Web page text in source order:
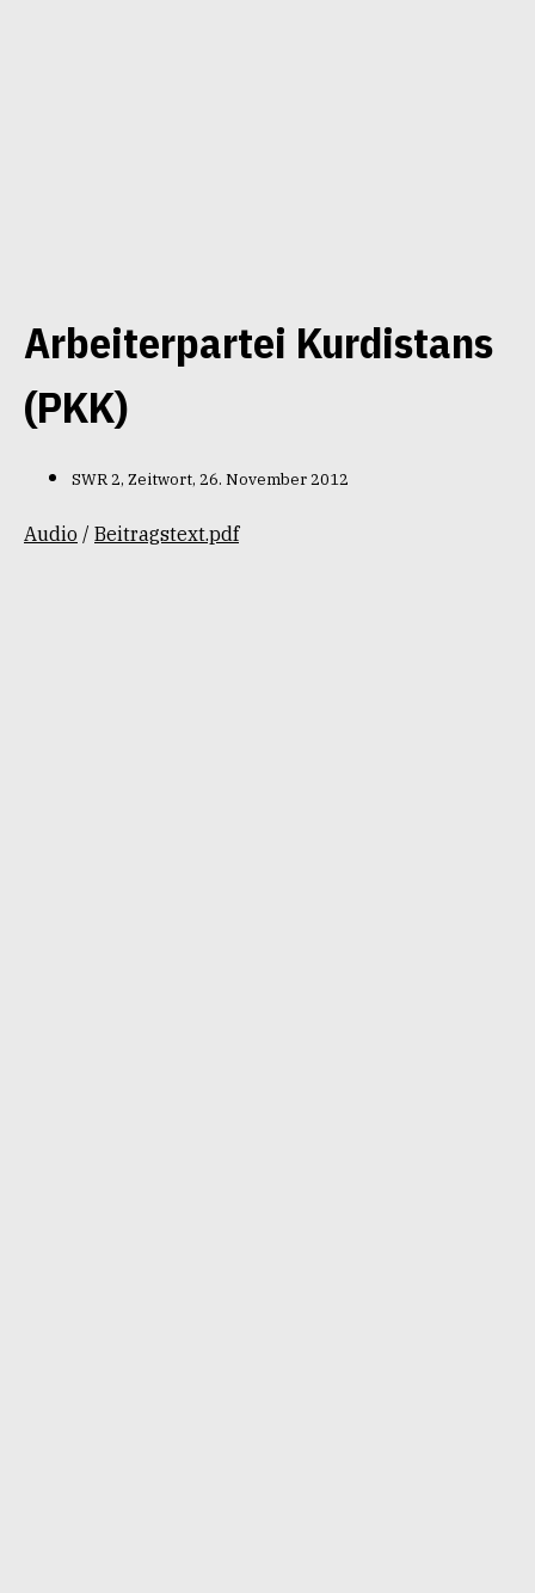
Arbeiterpartei Kurdistans
(PKK)
SWR 2, Zeitwort, 26. November 2012
Audio / Beitragstext.pdf